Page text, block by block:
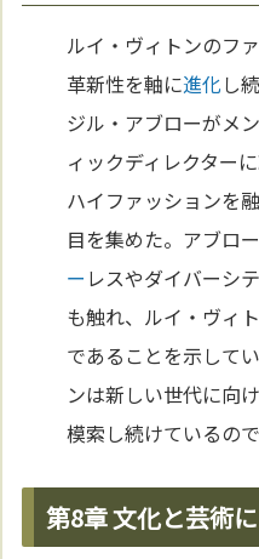
ルイ・ヴィトンのフ
革新性を軸に進化し
ジル・アブローがメ
ィックディレクター
ハイファッションを
目を集めた。アブロ
ー レスやダイバーシ
も触れ、ルイ・ヴィ
であることを示して
ンは新しい世代に向
模索し続けているので
第8章 文化と芸術